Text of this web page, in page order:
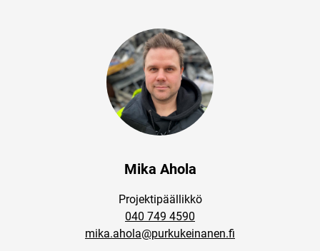
Mika Ahola
Projektipäällikkö
040 749 4590
mika.ahola@purkukeinanen.fi